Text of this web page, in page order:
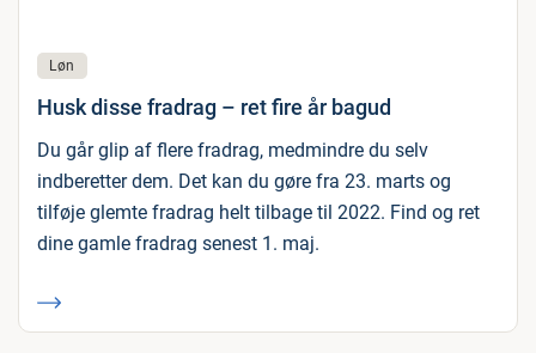
Løn
Husk disse fradrag – ret fire år bagud
Du går glip af flere fradrag, medmindre du selv
indberetter dem. Det kan du gøre fra 23. marts og
tilføje glemte fradrag helt tilbage til 2022. Find og ret
dine gamle fradrag senest 1. maj.